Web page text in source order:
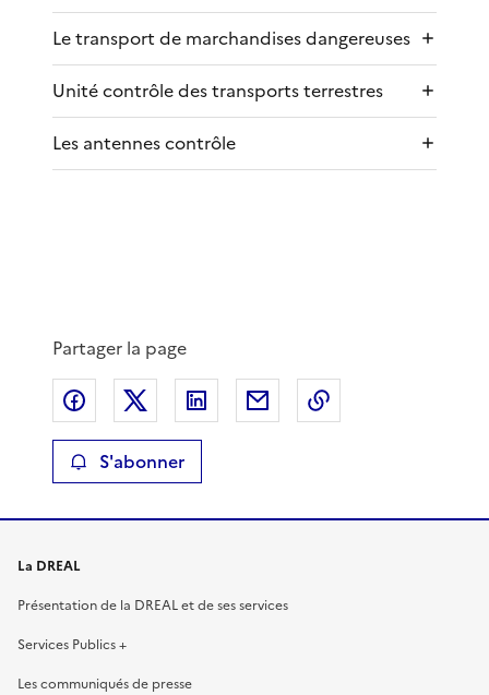
Le transport de marchandises dangereuses
Unité contrôle des transports terrestres
Les antennes contrôle
Partager la page
Partager sur Facebook
Partager sur XPartager sur LinkedIn
Partager par email
S'abonner
La DREAL
Présentation de la DREAL et de ses services
Services Publics +
Les communiqués de presse